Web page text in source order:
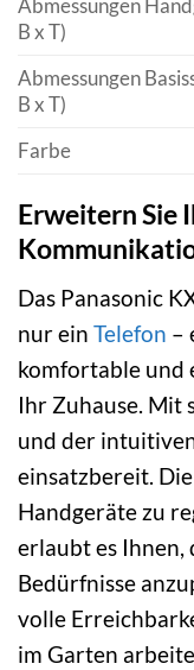
Abmessungen
B x T)
Abmessungen
B x T)
Farbe
Erweitern Sie
Das Panasonic
nur ein Telefon –
komfortable und
Ihr Zuhause. Mit
und der
einsatzbereit.
Handgeräte zu
erlaubt es Ihnen,
Bedürfnisse
volle
im Garten